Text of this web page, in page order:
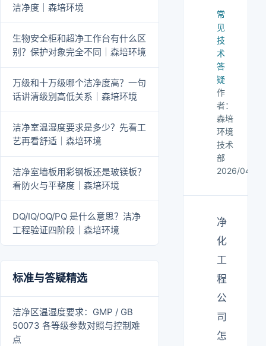
洁净度｜森培环境
生物安全柜和超净工作台有什么区
别？保护对象完全不同｜森培环境
万级和十万级哪个洁净度高？一句
话讲清级别高低关系｜森培环境
洁净室温湿度要求是多少？先看工
艺再看舒适｜森培环境
洁净室墙板用彩钢板还是玻镁板？
看防火与平整度｜森培环境
DQ/IQ/OQ/PQ 是什么意思？洁净
工程验证四阶段｜森培环境
标准与答疑精选
洁净区温湿度要求：GMP / GB
50073 各等级参数对照与控制难
点
常
见
技
术
答
疑
作
者：
森培
环境
技术
部
2026/04/25
净
化
工
程
公
司
怎